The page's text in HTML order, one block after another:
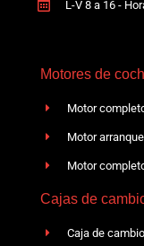
L-V 8 a 16 -
Motores de
Motor
Motor
Motor
Cajas de
Caja de